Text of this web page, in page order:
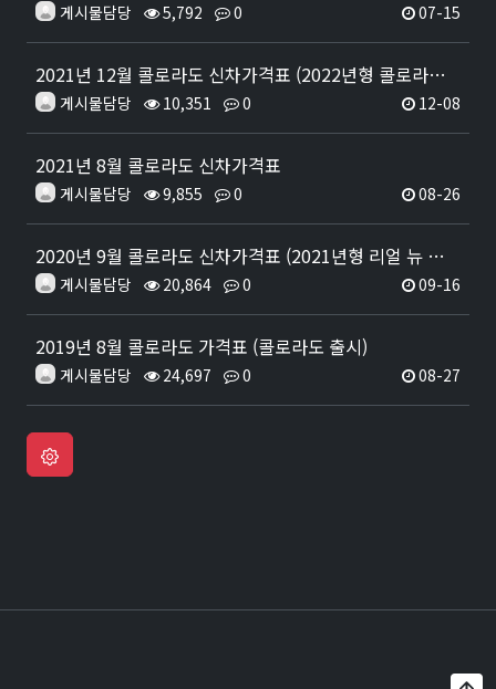
게시물담당 5,792 0 07-15
2021년 12월 콜로라도 신차가격표 (2022년형 콜로라도 출시)
게시물담당 10,351 0 12-08
2021년 8월 콜로라도 신차가격표
게시물담당 9,855 0 08-26
2020년 9월 콜로라도 신차가격표 (2021년형 리얼 뉴 콜로라도 출시)
게시물담당 20,864 0 09-16
2019년 8월 콜로라도 가격표 (콜로라도 출시)
게시물담당 24,697 0 08-27